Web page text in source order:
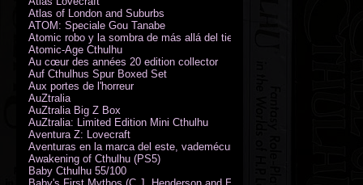
Atlas of London and Suburbs
ATOM: Speciale Gou Tanabe
Atomic robo y la sombra de más allá del tiempo
Atomic-Age Cthulhu
Au cœur des années 20 edition collector
Auf Cthulhus Spur Boxed Set
Aux portes de l'horreur
AuZtralia
AuZtralia Big Z Box
AuZtralia: Limited Edition Mini Cthulhu
Aventura Z: Lovecraft
Aventuras en la marca del este, vademécum de campaña
Awakening of Cthulhu (PS5)
Baby Cthulhu 55/100